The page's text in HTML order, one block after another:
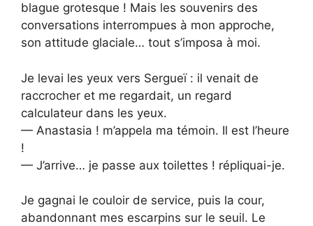
blague grotesque ! Mais les souvenirs des
conversations interrompues à mon approche,
son attitude glaciale… tout s’imposa à moi.
Je levai les yeux vers Sergueï : il venait de
raccrocher et me regardait, un regard
calculateur dans les yeux.
— Anastasia ! m’appela ma témoin. Il est l’heure
!
— J’arrive… je passe aux toilettes ! répliquai-je.
Je gagnai le couloir de service, puis la cour,
abandonnant mes escarpins sur le seuil. Le